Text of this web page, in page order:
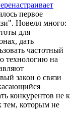
первое
Новелл много:
для
дать
частотный
технологию на
закон о связи
конкурентов не к
тем, которым не